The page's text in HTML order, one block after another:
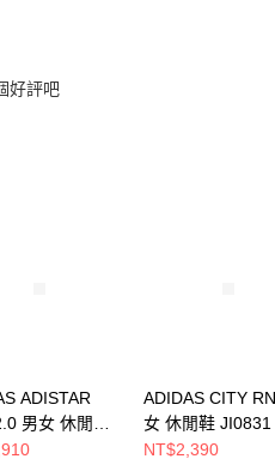
好評吧
ADISTAR
男女 休閒鞋
ADIDAS CITY
女 休閒鞋 JI0831
NT$2,390